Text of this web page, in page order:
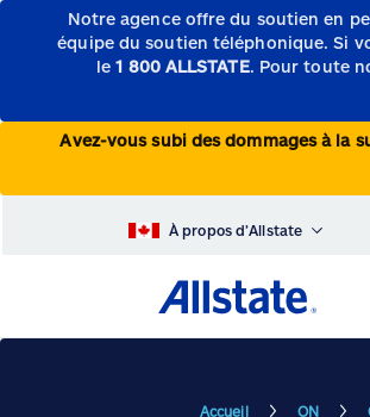
Notre agence offre du soutien en
équipe du soutien téléphonique.Si
le1 800 ALLSTATE. Pour toute
Avez-vous subi des dommages à la
À propos d’Allstate
Accueil ON